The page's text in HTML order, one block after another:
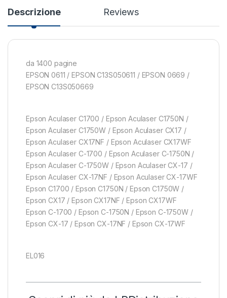
Descrizione Reviews
da 1400 pagine
EPSON 0611 / EPSON C13S050611 / EPSON 0669 /
EPSON C13S050669
Epson Aculaser C1700 / Epson Aculaser C1750N /
Epson Aculaser C1750W / Epson Aculaser CX17 /
Epson Aculaser CX17NF / Epson Aculaser CX17WF
Epson Aculaser C-1700 / Epson Aculaser C-1750N /
Epson Aculaser C-1750W / Epson Aculaser CX-17 /
Epson Aculaser CX-17NF / Epson Aculaser CX-17WF
Epson C1700 / Epson C1750N / Epson C1750W /
Epson CX17 / Epson CX17NF / Epson CX17WF
Epson C-1700 / Epson C-1750N / Epson C-1750W /
Epson CX-17 / Epson CX-17NF / Epson CX-17WF
EL016